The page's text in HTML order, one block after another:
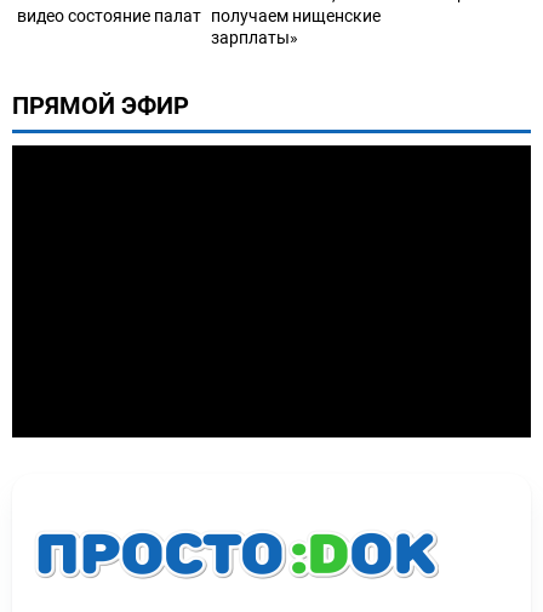
видео состояние палат получаем нищенские
зарплаты»
ПРЯМОЙ ЭФИР